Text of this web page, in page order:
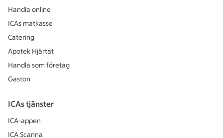
Handla online
ICAs matkasse
Catering
Apotek Hjärtat
Handla som företag
Gaston
ICAs tjänster
ICA-appen
ICA Scanna